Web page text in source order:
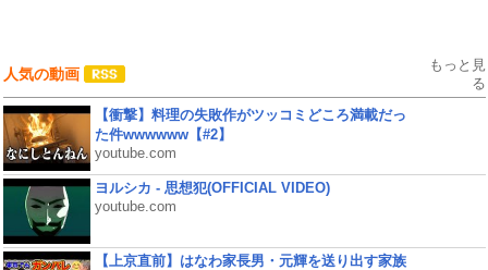
人気の動画
もっと見
る
【衝撃】料理の失敗作がツッコミどころ満載だっ
た件wwwwww【#2】
youtube.com
ヨルシカ - 思想犯(OFFICIAL VIDEO)
youtube.com
【上京直前】はなわ家長男・元輝を送り出す家族